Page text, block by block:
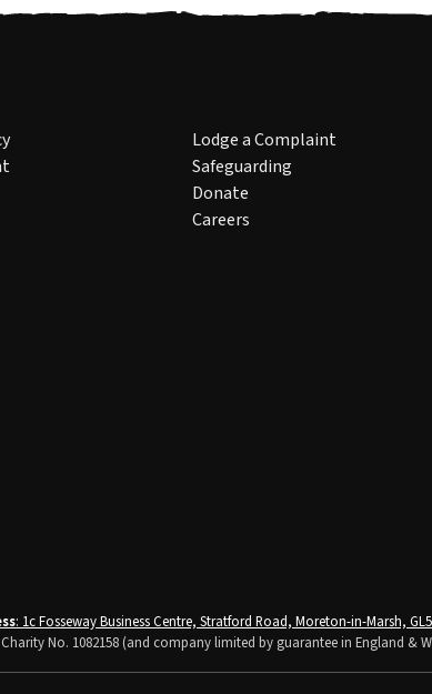
Lodge a Complaint
Safeguarding
Donate
Careers
: 1c Fosseway Business Centre, Stratford Road, Moreton-in-Marsh,
Charity No. 1082158 (and company limited by guarantee in England &